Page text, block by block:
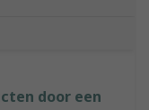
door een